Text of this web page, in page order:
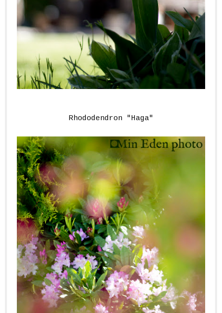
Rhododendron "Haga"